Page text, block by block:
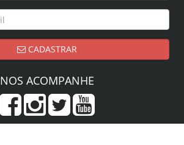
CADASTRAR
NOS ACOMPANHE